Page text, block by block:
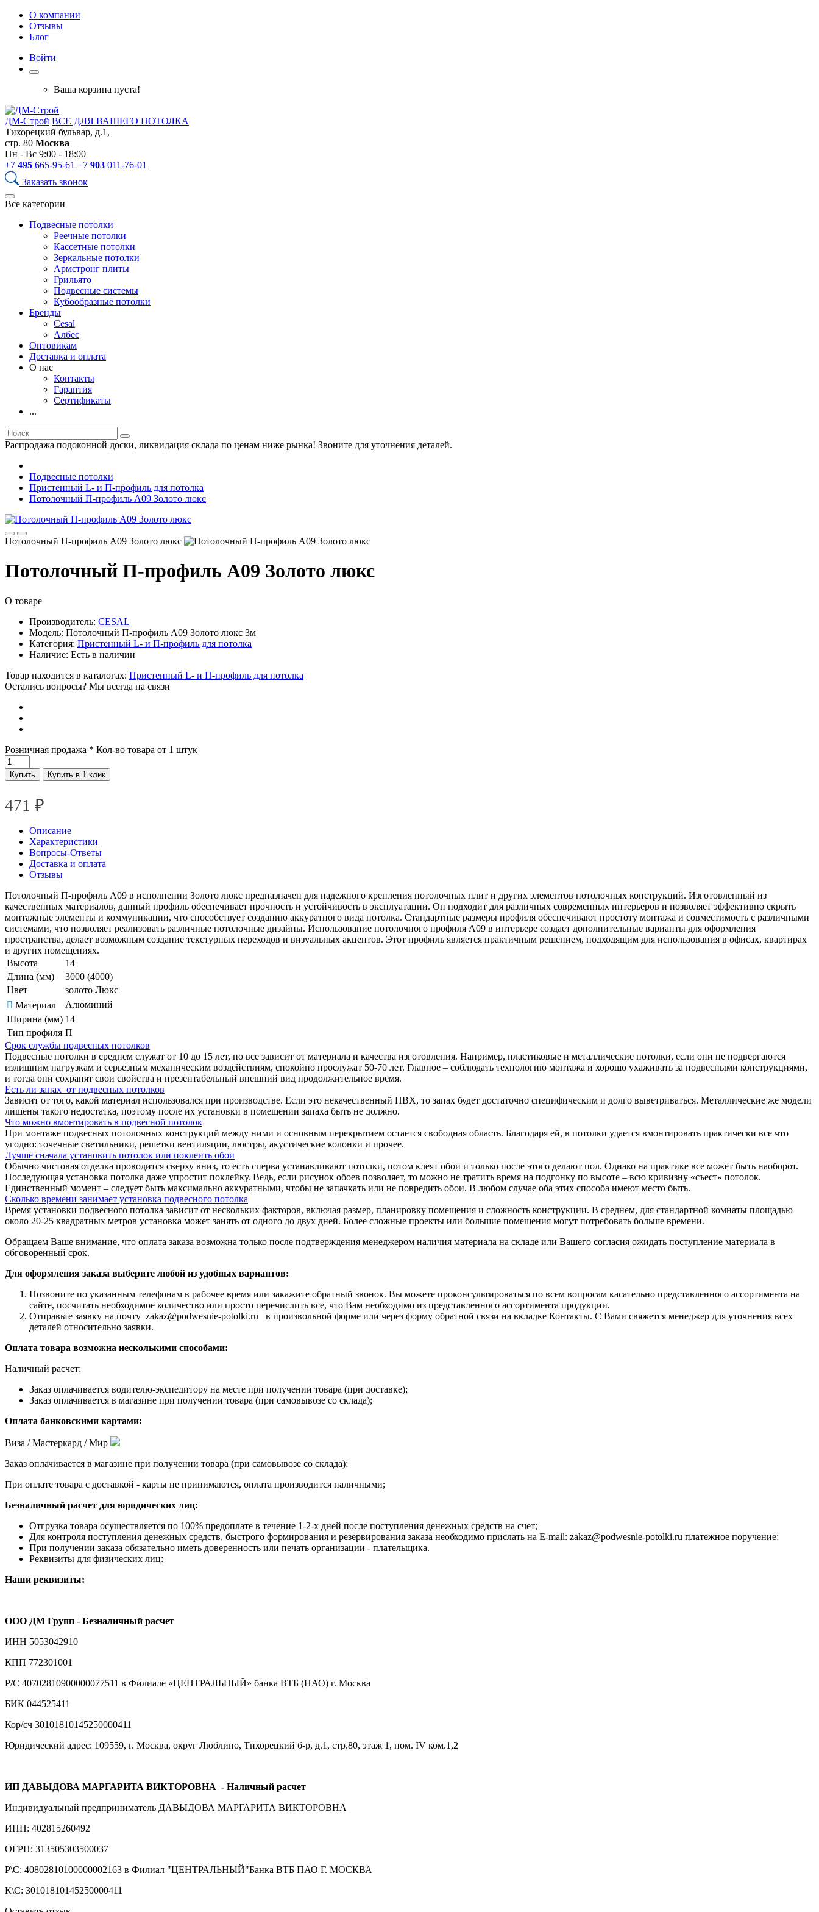
О компании
Отзывы
Блог
Войти
Ваша корзина пуста!
ДМ-Строй ВСЕ ДЛЯ ВАШЕГО ПОТОЛКА
Тихорецкий бульвар, д.1,
стр. 80 Москва
Пн - Вс 9:00 - 18:00
+7 495 665-95-61 +7 903 011-76-01
Заказать звонок
Все категории
Подвесные потолки
Реечные потолки
Кассетные потолки
Зеркальные потолки
Армстронг плиты
Грильято
Подвесные системы
Кубообразные потолки
Бренды
Cesal
Албес
Оптовикам
Доставка и оплата
О нас
Контакты
Гарантия
Сертификаты
...
Распродажа подоконной доски, ликвидация склада по ценам ниже рынка! Звоните для уточнения деталей.
Подвесные потолки
Пристенный L- и П-профиль для потолка
Потолочный П-профиль А09 Золото люкс
Потолочный П-профиль А09 Золото люкс
Потолочный П-профиль А09 Золото люкс
О товаре
Производитель: CESAL
Модель: Потолочный П-профиль А09 Золото люкс 3м
Категория: Пристенный L- и П-профиль для потолка
Наличие: Есть в наличии
Товар находится в каталогах: Пристенный L- и П-профиль для потолка
Остались вопросы? Мы всегда на связи
Розничная продажа * Кол-во товара от 1 штук
Купить Купить в 1 клик
471 ₽
Описание
Характеристики
Вопросы-Ответы
Доставка и оплата
Отзывы
Потолочный П-профиль А09 в исполнении Золото люкс предназначен для надежного крепления потолочных плит и других элементов потолочных конструкций. Изготовленный из
качественных материалов, данный профиль обеспечивает прочность и устойчивость в эксплуатации. Он подходит для различных современных интерьеров и позволяет эффективно скрыть
монтажные элементы и коммуникации, что способствует созданию аккуратного вида потолка. Стандартные размеры профиля обеспечивают простоту монтажа и совместимость с различными
системами, что позволяет реализовать различные потолочные дизайны. Использование потолочного профиля А09 в интерьере создает дополнительные варианты для оформления
пространства, делает возможным создание текстурных переходов и визуальных акцентов. Этот профиль является практичным решением, подходящим для использования в офисах, квартирах
и других помещениях.
Высота
14
Длина (мм)
3000 (4000)
Цвет
золото Люкс
Материал
Алюминий
Ширина (мм) 14
Тип профиля П
Срок службы подвесных потолков
Подвесные потолки в среднем служат от 10 до 15 лет, но все зависит от материала и качества изготовления. Например, пластиковые и металлические потолки, если они не подвергаются
излишним нагрузкам и серьезным механическим воздействиям, спокойно прослужат 50-70 лет. Главное – соблюдать технологию монтажа и хорошо ухаживать за подвесными конструкциями,
и тогда они сохранят свои свойства и презентабельный внешний вид продолжительное время.
Есть ли запах от подвесных потолков
Зависит от того, какой материал использовался при производстве. Если это некачественный ПВХ, то запах будет достаточно специфическим и долго выветриваться. Металлические же модели
лишены такого недостатка, поэтому после их установки в помещении запаха быть не должно.
Что можно вмонтировать в подвесной потолок
При монтаже подвесных потолочных конструкций между ними и основным перекрытием остается свободная область. Благодаря ей, в потолки удается вмонтировать практически все что
угодно: точечные светильники, решетки вентиляции, люстры, акустические колонки и прочее.
Лучше сначала установить потолок или поклеить обои
Обычно чистовая отделка проводится сверху вниз, то есть сперва устанавливают потолки, потом клеят обои и только после этого делают пол. Однако на практике все может быть наоборот.
Последующая установка потолка даже упростит поклейку. Ведь, если рисунок обоев позволяет, то можно не тратить время на подгонку по высоте – всю кривизну «съест» потолок.
Единственный момент – следует быть максимально аккуратными, чтобы не запачкать или не повредить обои. В любом случае оба этих способа имеют место быть.
Сколько времени занимает установка подвесного потолка
Время установки подвесного потолка зависит от нескольких факторов, включая размер, планировку помещения и сложность конструкции. В среднем, для стандартной комнаты площадью
около 20-25 квадратных метров установка может занять от одного до двух дней. Более сложные проекты или большие помещения могут потребовать больше времени.
Обращаем Ваше внимание, что оплата заказа возможна только после подтверждения менеджером наличия материала на складе или Вашего согласия ожидать поступление материала в
обговоренный срок.
Для оформления заказа выберите любой из удобных вариантов:
Позвоните по указанным телефонам в рабочее время или закажите обратный звонок. Вы можете проконсультироваться по всем вопросам касательно представленного ассортимента на
сайте, посчитать необходимое количество или просто перечислить все, что Вам необходимо из представленного ассортимента продукции.
Отправьте заявку на почту zakaz@podwesnie-potolki.ru в произвольной форме или через форму обратной связи на вкладке Контакты. С Вами свяжется менеджер для уточнения всех
деталей относительно заявки.
Оплата товара возможна несколькими способами:
Наличный расчет:
Заказ оплачивается водителю-экспедитору на месте при получении товара (при доставке);
Заказ оплачивается в магазине при получении товара (при самовывозе со склада);
Оплата банковскими картами:
Виза / Мастеркард / Мир
Заказ оплачивается в магазине при получении товара (при самовывозе со склада);
При оплате товара с доставкой - карты не принимаются, оплата производится наличными;
Безналичный расчет для юридических лиц:
Отгрузка товара осуществляется по 100% предоплате в течение 1-2-х дней после поступления денежных средств на счет;
Для контроля поступления денежных средств, быстрого формирования и резервирования заказа необходимо прислать на E-mail: zakaz@podwesnie-potolki.ru платежное поручение;
При получении заказа обязательно иметь доверенность или печать организации - плательщика.
Реквизиты для физических лиц:
Наши реквизиты:
ООО ДМ Групп - Безналичный расчет
ИНН 5053042910
КПП 772301001
Р/С 40702810900000077511 в Филиале «ЦЕНТРАЛЬНЫЙ» банка ВТБ (ПАО) г. Москва
БИК 044525411
Кор/сч 30101810145250000411
Юридический адрес: 109559, г. Москва, округ Люблино, Тихорецкий б-р, д.1, стр.80, этаж 1, пом. IV ком.1,2
ИП ДАВЫДОВА МАРГАРИТА ВИКТОРОВНА - Наличный расчет
Индивидуальный предприниматель ДАВЫДОВА МАРГАРИТА ВИКТОРОВНА
ИНН: 402815260492
ОГРН: 313505303500037
Р\С: 40802810100000002163 в Филиал "ЦЕНТРАЛЬНЫЙ"Банка ВТБ ПАО Г. МОСКВА
К\С: 30101810145250000411